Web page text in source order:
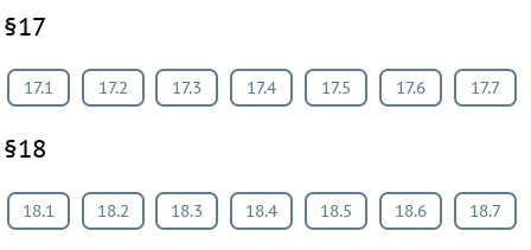
§17
17.1 17.2 17.3 17.4 17.5 17.6 17.7
§18
18.1 18.2 18.3 18.4 18.5 18.6 18.7